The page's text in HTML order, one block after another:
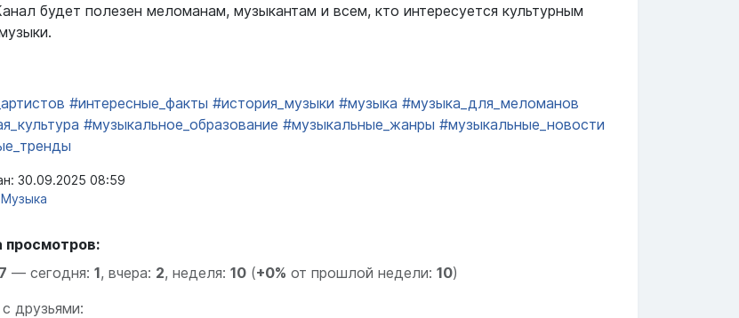
будет полезен меломанам, музыкантам и всем, кто интересуется культурным
#интересные_факты #история_музыки #музыка #музыка_для_меломанов
#музыкальное_образование #музыкальные_жанры #музыкальные_новости
30.09.2025 08:59
Музыка
просмотров:
— сегодня: 1, вчера: 2, неделя: 10 (+0% от прошлой недели: 10)
друзьями: